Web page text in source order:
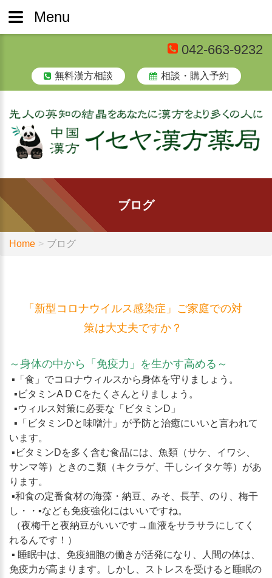
042-663-9232
無料漢方相談 相談・購入予約
ブログ
Home ブログ
「新型コロナウイルス感染症」ご家庭での対
策は大丈夫ですか？
～身体の中から「免疫力」を生かす高める～
▪「食」でコロナウィルスから身体を守りましょう。
▪ビタミンA D Cをたくさんとりましょう。
▪ウィルス対策に必要な「ビタミンD」
▪「ビタミンDと味噌汁」が予防と治癒にいいと言われて
います。
▪ビタミンDを多く含む食品には、魚類（サケ、イワシ、
サンマ等）ときのこ類（キクラゲ、干しシイタケ等）があ
ります。
▪和食の定番食材の海藻・納豆、みそ、長芋、のり、梅干
し・・▪なども免疫強化にはいいですね。
（夜梅干と夜納豆がいいです→血液をサラサラにしてく
れるんです！）
▪ 睡眠中は、免疫細胞の働きが活発になり、人間の体は、
免疫力が高まります。しかし、ストレスを受けると睡眠の
Menu